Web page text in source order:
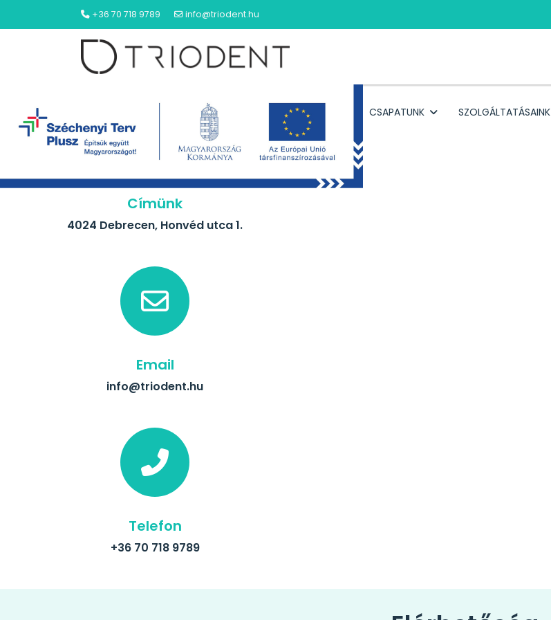
+36 70 718 9789 info@triodent.hu
NYITÓLAP CSAPATUNK SZOLGÁLTATÁSAINK
Címünk
4024 Debrecen, Honvéd utca 1.
Email
info@triodent.hu
Telefon
+36 70 718 9789